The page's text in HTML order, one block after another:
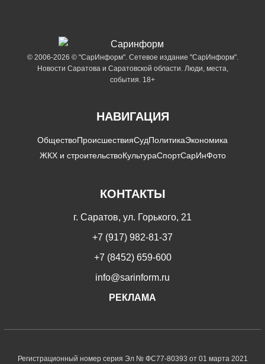
© 2006-2026 © "СарИнформ". Сетевое издание "СарИнформ".
Новости Саратова и Саратовской области. Люди, места,
события. 18+
НАВИГАЦИЯ
ОбществоПроисшествияСудПолитикаЭкономика
ЖКХ и строительствоКультураСпортСарИнФото
КОНТАКТЫ
г. Саратов, ул. Горького, 21
+7 (917) 982-81-37
+7 (8452) 659-600
info@sarinform.ru
РЕКЛАМА
Регистрационный номер серия Эл № ФС77-80393 от 01 марта 2021